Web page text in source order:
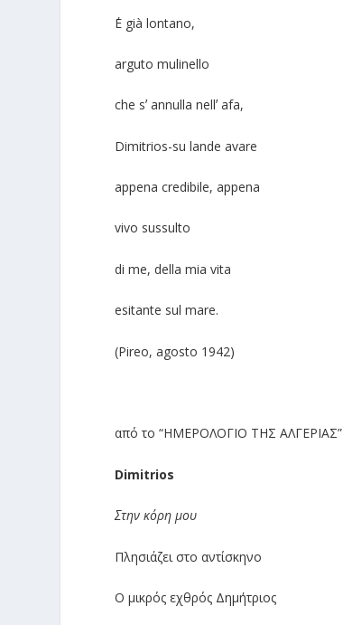
΄E già lontano,
arguto mulinello
che sʼ annulla nellʼ afa,
Dimitrios-su lande avare
appena credibile, appena
vivo sussulto
di me, della mia vita
esitante sul mare.
(Pireo, agosto 1942)
από το “ΗΜΕΡΟΛΟΓΙΟ ΤΗΣ ΑΛΓΕΡΙΑΣ”
Dimitrios
Στην κόρη μου
Πλησιάζει στο αντίσκηνο
Ο μικρός εχθρός Δημήτριος